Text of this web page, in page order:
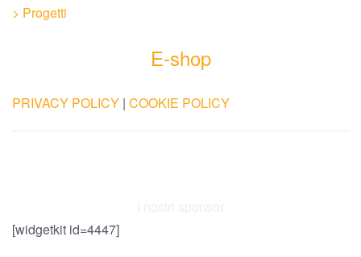
> Progetti
E-shop
PRIVACY POLICY | COOKIE POLICY
[widgetkit id=4447]